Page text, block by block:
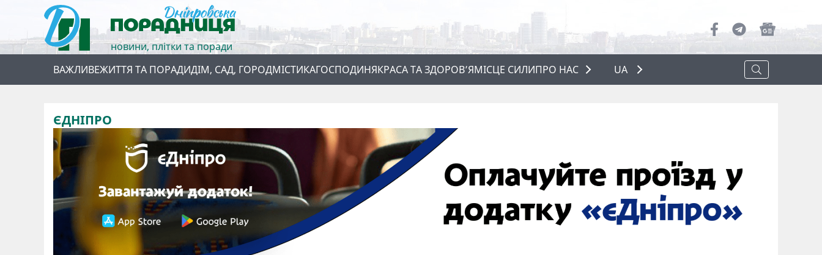
новини, плітки та поради
ВАЖЛИВЕЖИТТЯ ТА ПОРАДИДІМ, САД, ГОРОДМІСТИКАГОСПОДИНЯКРАСА ТА ЗДОРОВ’ЯМІСЦЕ СИЛИПРО НАС
UA
ЄДНІПРО